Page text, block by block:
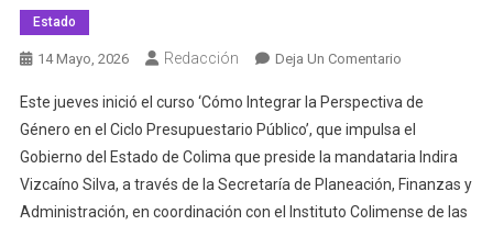
Estado
14 Mayo, 2026 Redacción Deja Un ComentarioEn
De
Indira
Vizcaíno
Capacita
A
Este jueves inició el curso ‘Cómo Integrar la Perspectiva de
Género en el Ciclo Presupuestario Público’, que impulsa el
Gobierno del Estado de Colima que preside la mandataria Indira
Vizcaíno Silva, a través de la Secretaría de Planeación, Finanzas y
Administración, en coordinación con el Instituto Colimense de las